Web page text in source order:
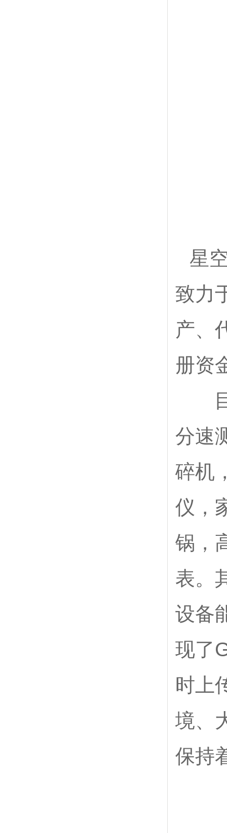
星
致力
产、
册资
目
分速
碎机
仪，
锅，
表。
设备
现了
时上
境、
保持